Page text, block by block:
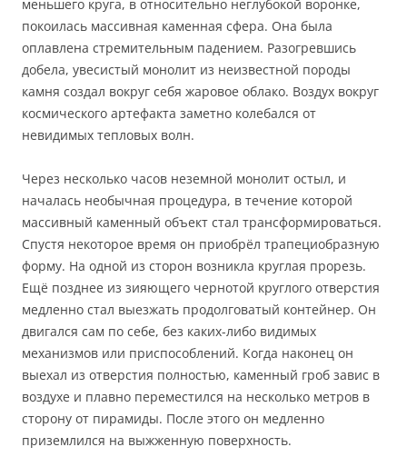
меньшего круга, в относительно неглубокой воронке,
покоилась массивная каменная сфера. Она была
оплавлена стремительным падением. Разогревшись
добела, увесистый монолит из неизвестной породы
камня создал вокруг себя жаровое облако. Воздух вокруг
космического артефакта заметно колебался от
невидимых тепловых волн.
Через несколько часов неземной монолит остыл, и
началась необычная процедура, в течение которой
массивный каменный объект стал трансформироваться.
Спустя некоторое время он приобрёл трапециобразную
форму. На одной из сторон возникла круглая прорезь.
Ещё позднее из зияющего чернотой круглого отверстия
медленно стал выезжать продолговатый контейнер. Он
двигался сам по себе, без каких-либо видимых
механизмов или приспособлений. Когда наконец он
выехал из отверстия полностью, каменный гроб завис в
воздухе и плавно переместился на несколько метров в
сторону от пирамиды. После этого он медленно
приземлился на выжженную поверхность.